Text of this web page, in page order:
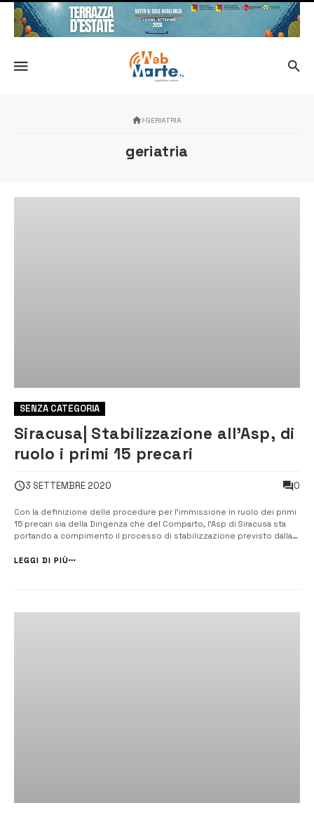
GERIATRIA
geriatria
SENZA CATEGORIA
Siracusa| Stabilizzazione all’Asp, di
ruolo i primi 15 precari
3 SETTEMBRE 2020 0
Con la definizione delle procedure per l’immissione in ruolo dei primi
15 precari sia della Dirigenza che del Comparto, l’Asp di Siracusa sta
portando a compimento il processo di stabilizzazione previsto dalla
è stato bandito apposito avviso i cui termini sono scaduti lo sco...
LEGGI DI PIÙ